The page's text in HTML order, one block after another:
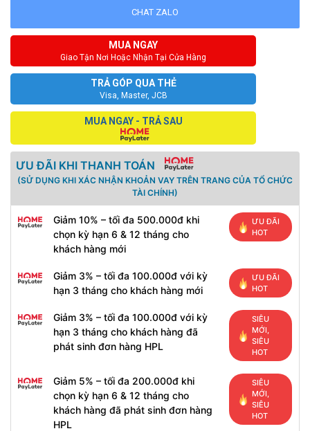
CHAT ZALO
MUA NGAY
Giao Tận Nơi Hoặc Nhận Tại Cửa Hàng
TRẢ GÓP QUA THẺ
Visa, Master, JCB
MUA NGAY - TRẢ SAU
ƯU ĐÃI KHI THANH TOÁN
(SỬ DỤNG KHI XÁC NHẬN KHOẢN VAY TRÊN TRANG CỦA TỔ CHỨC
TÀI CHÍNH)
Giảm 10% – tối đa 500.000đ khi
chọn kỳ hạn 6 & 12 tháng cho
khách hàng mới
ƯU ĐÃI
HOT
Giảm 3% – tối đa 100.000đ với kỳ
hạn 3 tháng cho khách hàng mới
ƯU ĐÃI
HOT
Giảm 3% – tối đa 100.000đ với kỳ
hạn 3 tháng cho khách hàng đã
phát sinh đơn hàng HPL
SIÊU
MỚI,
SIÊU
HOT
Giảm 5% – tối đa 200.000đ khi
chọn kỳ hạn 6 & 12 tháng cho
khách hàng đã phát sinh đơn hàng
HPL
SIÊU
MỚI,
SIÊU
HOT